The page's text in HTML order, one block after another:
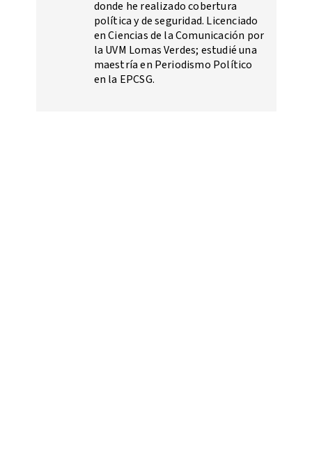
donde he realizado cobertura
política y de seguridad. Licenciado
en Ciencias de la Comunicación por
la UVM Lomas Verdes; estudié una
maestría en Periodismo Político
en la EPCSG.